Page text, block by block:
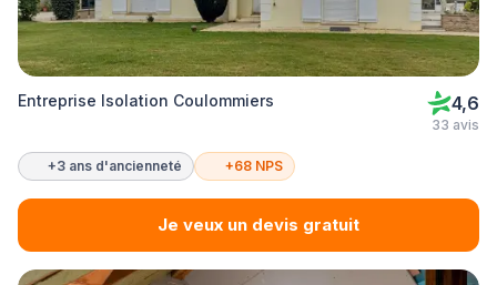
Entreprise Isolation Coulommiers 4,6
33 avis
+3 ans d'ancienneté +68 NPS
Je veux un devis gratuit